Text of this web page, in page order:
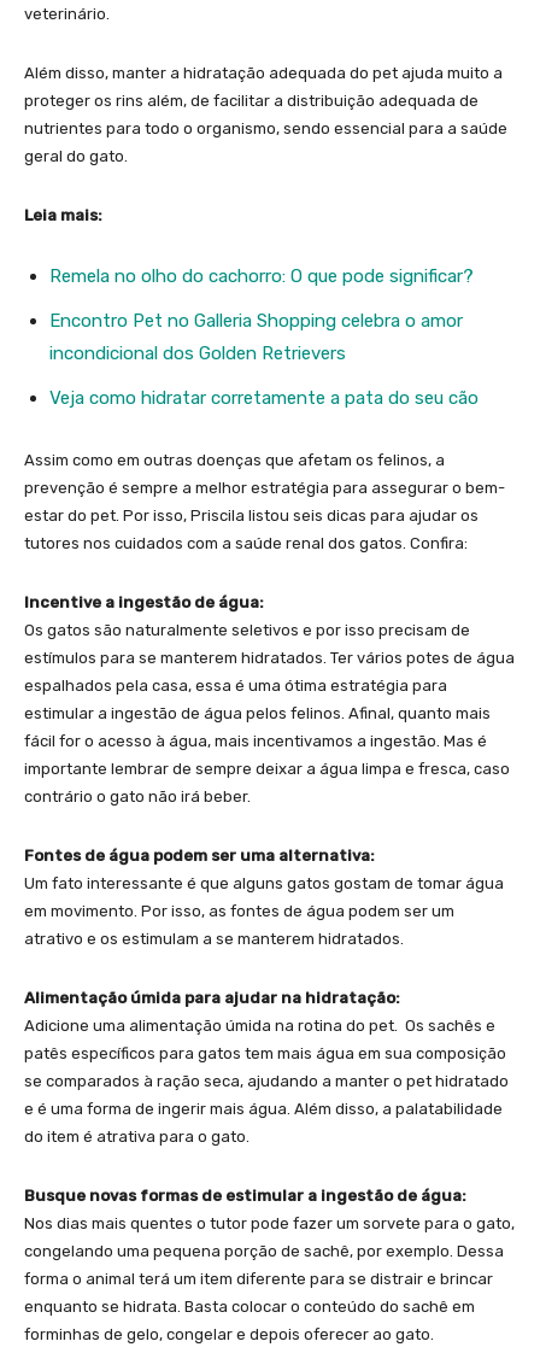
veterinário.
Além disso, manter a hidratação adequada do pet ajuda muito a
proteger os rins além, de facilitar a distribuição adequada de
nutrientes para todo o organismo, sendo essencial para a saúde
geral do gato.
Leia mais:
Remela no olho do cachorro: O que pode significar?
Encontro Pet no Galleria Shopping celebra o amor
incondicional dos Golden Retrievers
Veja como hidratar corretamente a pata do seu cão
Assim como em outras doenças que afetam os felinos, a
prevenção é sempre a melhor estratégia para assegurar o bem-
estar do pet. Por isso, Priscila listou seis dicas para ajudar os
tutores nos cuidados com a saúde renal dos gatos. Confira:
Incentive a ingestão de água:
Os gatos são naturalmente seletivos e por isso precisam de
estímulos para se manterem hidratados. Ter vários potes de água
espalhados pela casa, essa é uma ótima estratégia para
estimular a ingestão de água pelos felinos. Afinal, quanto mais
fácil for o acesso à água, mais incentivamos a ingestão. Mas é
importante lembrar de sempre deixar a água limpa e fresca, caso
contrário o gato não irá beber.
Fontes de água podem ser uma alternativa:
Um fato interessante é que alguns gatos gostam de tomar água
em movimento. Por isso, as fontes de água podem ser um
atrativo e os estimulam a se manterem hidratados.
Alimentação úmida para ajudar na hidratação:
Adicione uma alimentação úmida na rotina do pet. Os sachês e
patês específicos para gatos tem mais água em sua composição
se comparados à ração seca, ajudando a manter o pet hidratado
e é uma forma de ingerir mais água. Além disso, a palatabilidade
do item é atrativa para o gato.
Busque novas formas de estimular a ingestão de água:
Nos dias mais quentes o tutor pode fazer um sorvete para o gato,
congelando uma pequena porção de sachê, por exemplo. Dessa
forma o animal terá um item diferente para se distrair e brincar
enquanto se hidrata. Basta colocar o conteúdo do sachê em
forminhas de gelo, congelar e depois oferecer ao gato.